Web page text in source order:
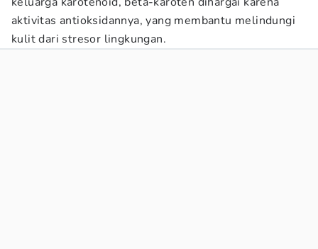
aktivitas antioksidannya, yang membantu melindungi
kulit dari stresor lingkungan.